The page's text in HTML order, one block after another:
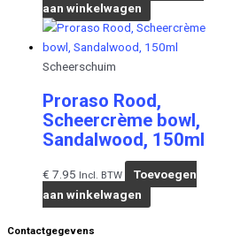
aan winkelwagen
Scheerschuim
Proraso Rood,
Scheercrème bowl,
Sandalwood, 150ml
€ 7.95 Incl. BTW
Toevoegen
aan winkelwagen
Contactgegevens